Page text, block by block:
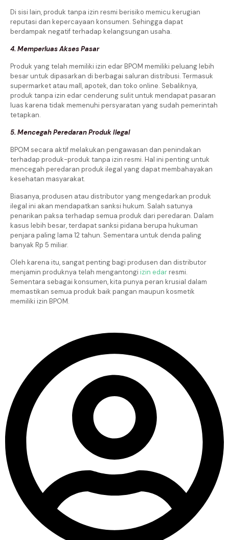
Di sisi lain, produk tanpa izin resmi berisiko memicu kerugian
reputasi dan kepercayaan konsumen. Sehingga dapat
berdampak negatif terhadap kelangsungan usaha.
4. Memperluas Akses Pasar
Produk yang telah memiliki izin edar BPOM memiliki peluang lebih
besar untuk dipasarkan di berbagai saluran distribusi. Termasuk
supermarket atau mall, apotek, dan toko online. Sebaliknya,
produk tanpa izin edar cenderung sulit untuk mendapat pasaran
luas karena tidak memenuhi persyaratan yang sudah pemerintah
tetapkan.
5. Mencegah Peredaran Produk Ilegal
BPOM secara aktif melakukan pengawasan dan penindakan
terhadap produk-produk tanpa izin resmi. Hal ini penting untuk
mencegah peredaran produk ilegal yang dapat membahayakan
kesehatan masyarakat.
Biasanya, produsen atau distributor yang mengedarkan produk
ilegal ini akan mendapatkan sanksi hukum. Salah satunya
penarikan paksa terhadap semua produk dari peredaran. Dalam
kasus lebih besar, terdapat sanksi pidana berupa hukuman
penjara paling lama 12 tahun. Sementara untuk denda paling
banyak Rp 5 miliar.
Oleh karena itu, sangat penting bagi produsen dan distributor
menjamin produknya telah mengantongi izin edarresmi.
Sementara sebagai konsumen, kita punya peran krusial dalam
memastikan semua produk baik pangan maupun kosmetik
memiliki izin BPOM.